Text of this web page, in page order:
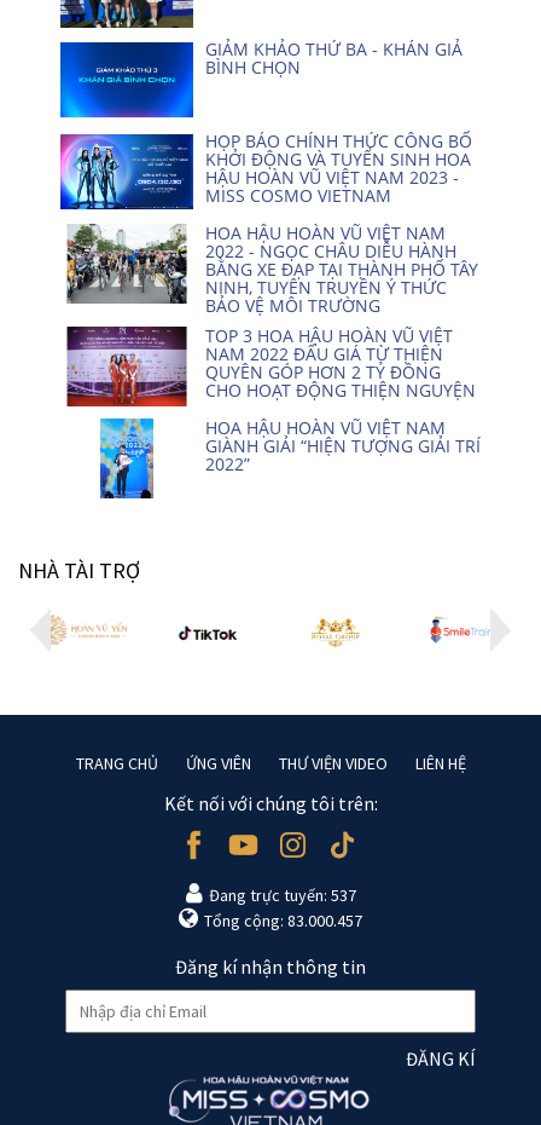
GIẢM KHẢO THỨ BA - KHÁN GIẢ
BÌNH CHỌN
HỌP BÁO CHÍNH THỨC CÔNG BỐ
KHỞI ĐỘNG VÀ TUYỂN SINH HOA
HẬU HOÀN VŨ VIỆT NAM 2023 -
MISS COSMO VIETNAM
HOA HẬU HOÀN VŨ VIỆT NAM
2022 - NGỌC CHÂU DIỄU HÀNH
BẰNG XE ĐẠP TẠI THÀNH PHỐ TÂY
NINH, TUYÊN TRUYỀN Ý THỨC
BẢO VỆ MÔI TRƯỜNG
TOP 3 HOA HẬU HOÀN VŨ VIỆT
NAM 2022 ĐẤU GIÁ TỪ THIỆN
QUYÊN GÓP HƠN 2 TỶ ĐỒNG
CHO HOẠT ĐỘNG THIỆN NGUYỆN
HOA HẬU HOÀN VŨ VIỆT NAM
GIÀNH GIẢI “HIỆN TƯỢNG GIẢI TRÍ
2022”
NHÀ TÀI TRỢ
TRANG CHỦ ỨNG VIÊN THƯ VIỆN VIDEO LIÊN HỆ
Kết nối với chúng tôi trên:
Đang trực tuyến: 537
Tổng cộng: 83.000.457
Đăng kí nhận thông tin
ĐĂNG KÍ